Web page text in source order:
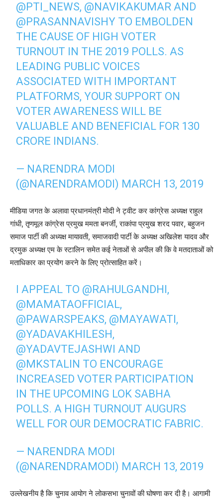
@PTI_NEWS, @NAVIKAKUMAR AND
@PRASANNAVISHY TO EMBOLDEN
THE CAUSE OF HIGH VOTER
TURNOUT IN THE 2019 POLLS. AS
LEADING PUBLIC VOICES
ASSOCIATED WITH IMPORTANT
PLATFORMS, YOUR SUPPORT ON
VOTER AWARENESS WILL BE
VALUABLE AND BENEFICIAL FOR 130
CRORE INDIANS.
— NARENDRA MODI
(@NARENDRAMODI) MARCH 13, 2019
मीडिया जगत के अलावा प्रधानमंत्री मोदी ने ट्वीट कर कांग्रेस अध्यक्ष राहुल
गांधी, तृणमूल कांग्रेस प्रमुख ममता बनर्जी, राकांपा प्रमुख शरद पवार, बहुजन
समाज पार्टी की अध्यक्ष मायावती, समाजवादी पार्टी के अध्यक्ष अखिलेश यादव और
द्रमुक अध्यक्ष एम के स्टालिन समेत कई नेताओं से अपील की कि वे मतदाताओं को
मताधिकार का प्रयोग करने के लिए प्रोत्साहित करें।
I APPEAL TO @RAHULGANDHI,
@MAMATAOFFICIAL,
@PAWARSPEAKS, @MAYAWATI,
@YADAVAKHILESH,
@YADAVTEJASHWI AND
@MKSTALIN TO ENCOURAGE
INCREASED VOTER PARTICIPATION
IN THE UPCOMING LOK SABHA
POLLS. A HIGH TURNOUT AUGURS
WELL FOR OUR DEMOCRATIC FABRIC.
— NARENDRA MODI
(@NARENDRAMODI) MARCH 13, 2019
उल्लेखनीय है कि चुनाव आयोग ने लोकसभा चुनावों की घोषणा कर दी है। आगामी